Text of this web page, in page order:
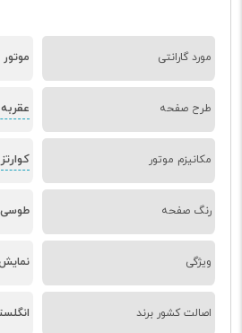
مورد گارانتی
طرح صفحه
مکانیزم موتور کوارتز
رنگ صفحه طوسی
ویژگی
اصالت کشور برند